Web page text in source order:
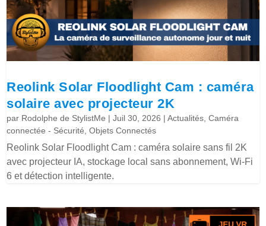
Reolink Solar Floodlight Cam : caméra
solaire avec projecteur 2K
par Rodolphe de StylistMe |Juil 30, 2026 |Actualités,Caméra
connectée - Sécurité,Objets Connectés
Reolink Solar Floodlight Cam : caméra solaire sans fil 2K
avec projecteur IA, stockage local sans abonnement, Wi-Fi
6 et détection intelligente.